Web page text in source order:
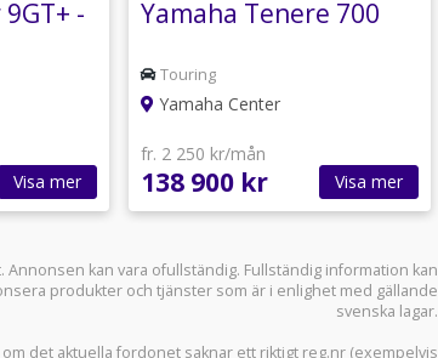
-
Visa mer
Yamaha Tenere 700
Touring
Yamaha Center
fr. 2 250 kr/mån
138 900 kr Visa mer
kan vara ofullständig. Fullständig information kan
produkter och tjänster som är i enlighet med gällande
svenska lagar.
det aktuella fordonet saknar ett riktigt reg.nr (exempelvis